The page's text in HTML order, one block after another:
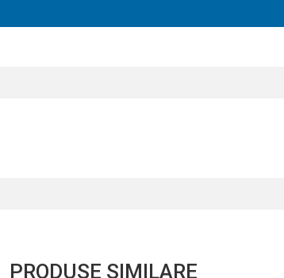
PRODUSE SIMILARE